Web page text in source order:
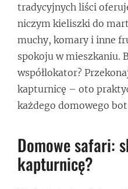
tradycyjnych liści
niczym kieliszki do
muchy, komary i inne
spokoju w mieszkaniu.
współlokator?
kapturnicę – oto
każdego domowego
Domowe safari:
kapturnicę?